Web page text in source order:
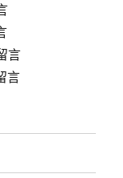
言
言